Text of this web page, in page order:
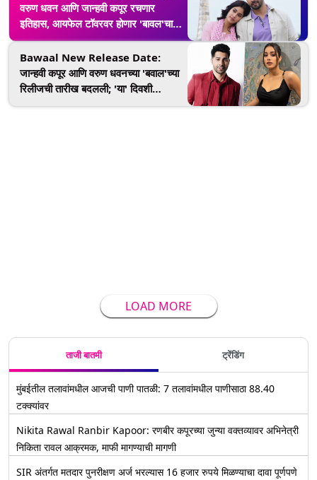
वरुण धवन आणि जान्हवी कपूर रचणार
इतिहास, आयफेल टॉवरवर होणार 'बावल'चा
वर्ल्ड प्रीमियर
Bawaal New Release Date:
जान्हवी कपूर आणि वरुण धवनच्या 'बवाल'च्या
रिलीजची तारीख बदलली; 'या' दिवशी
LOAD MORE
ताजी बातमी ट्रेंडिंग
मुंबईतील तलावांमधील आजची पाणी पातळी: 7 तलावांमधील पाणीसाठा 88.40
टक्क्यांवर
Nikita Rawal Ranbir Kapoor: रणबीर कपूरच्या जुन्या वक्तव्यावर अभिनेत्री
निकिता रावल आक्रमक, माफी मागण्याची मागणी
SIR अंतर्गत मतदार पुनरीक्षण अर्ज भरल्यास 16 हजार रुपये मिळण्याचा दावा पूर्णपणे